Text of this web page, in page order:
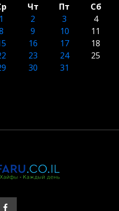
Чт Пт
Сб
1
2 3
4
9 10
11
16 17
18
23 24
25
30 31